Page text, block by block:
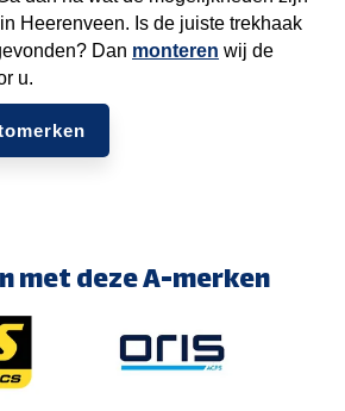
Heerenveen. Is de juiste trekhaak
Dan monteren wij de
u.
met deze A-merken